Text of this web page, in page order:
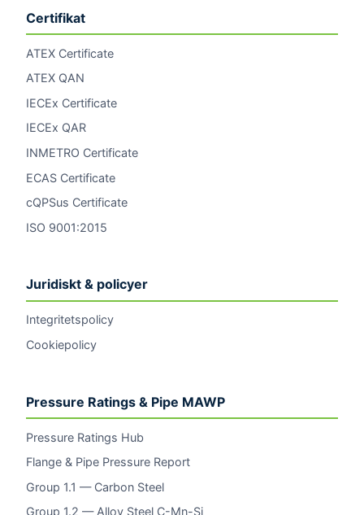
Certifikat
ATEX Certificate
ATEX QAN
IECEx Certificate
IECEx QAR
INMETRO Certificate
ECAS Certificate
cQPSus Certificate
ISO 9001:2015
Juridiskt & policyer
Integritetspolicy
Cookiepolicy
Pressure Ratings & Pipe MAWP
Pressure Ratings Hub
Flange & Pipe Pressure Report
Group 1.1 — Carbon Steel
Group 1.2 — Alloy Steel C-Mn-Si